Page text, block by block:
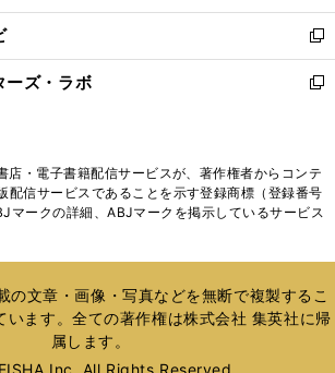
開
く
ウ
で
開
く
ン
ド
ウ
で
ウ
ィ
ン
ド
く
新
し
い
ド
ウ
で
ーズ・ラボ
新
ィ
ン
ド
開
く
店・電子書籍配信サービスが、著作権者からコンテ
配信サービスであることを示す登録商標（登録番号
マークの詳細、ABJマークを掲示しているサービス
の文章・画像・写真などを無断で複製するこ
います。全ての著作権は株式会社 集英社に帰
属します。